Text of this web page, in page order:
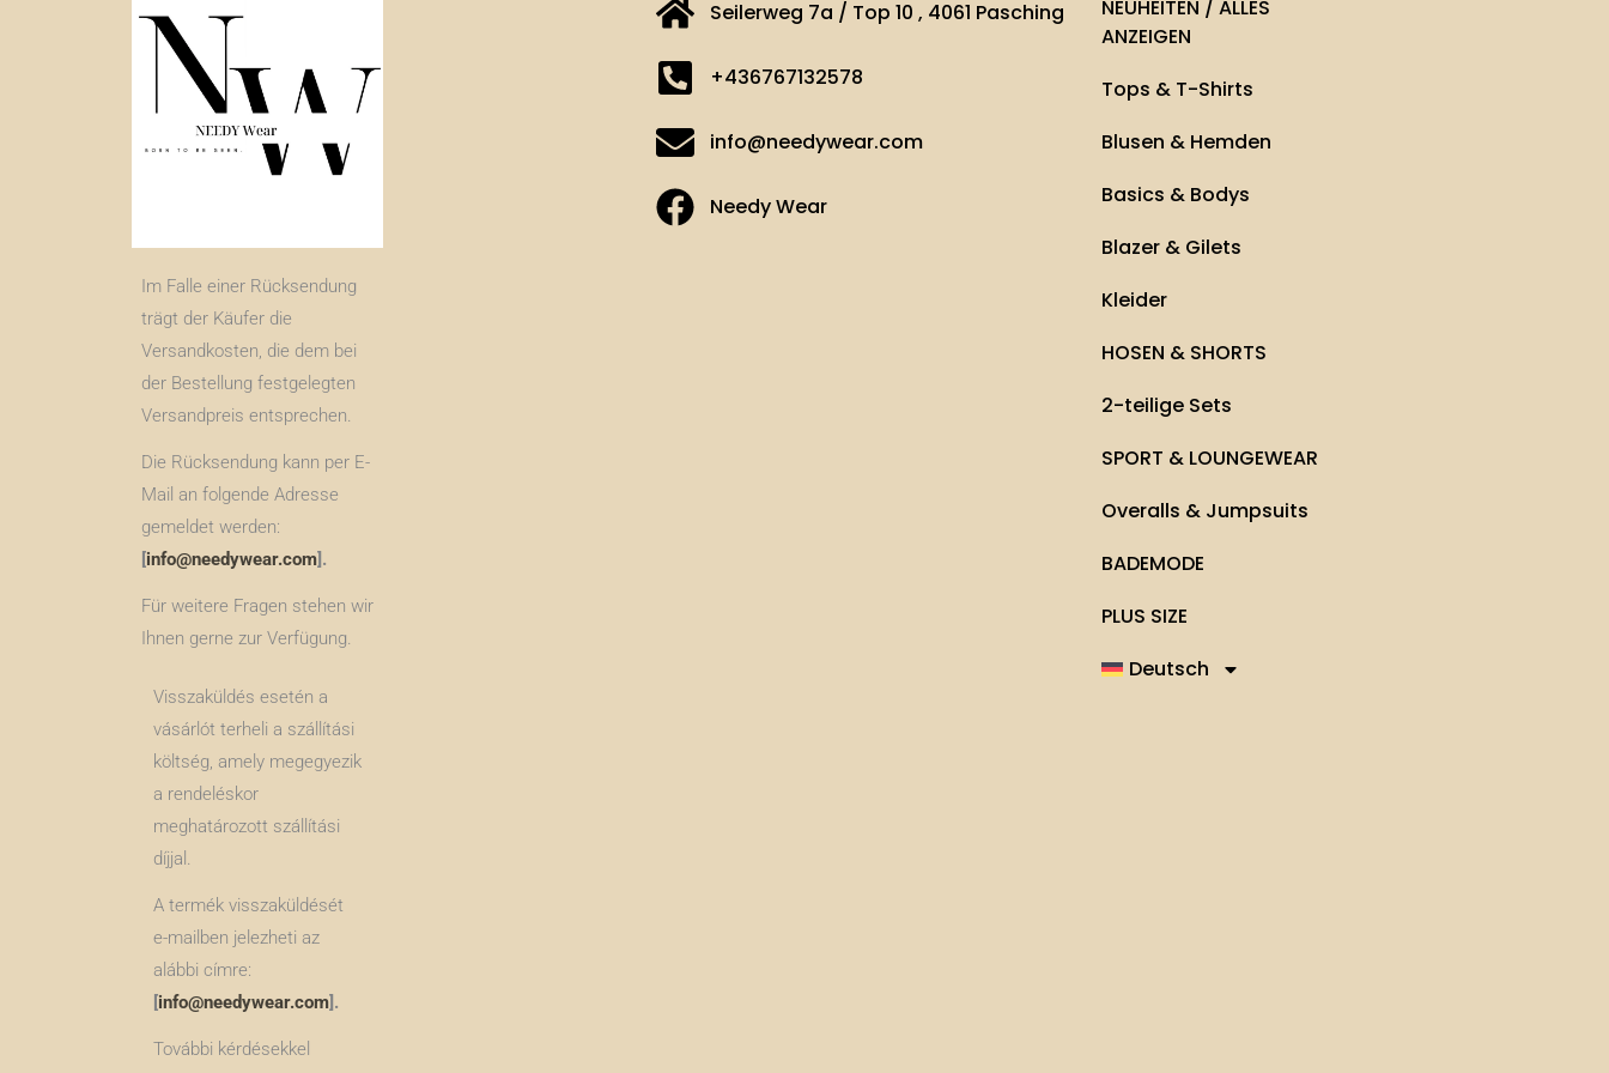
Im Falle einer Rücksendung
trägt der Käufer die
Versandkosten, die dem bei
der Bestellung festgelegten
Versandpreis entsprechen.
Die Rücksendung kann per E-
Mail an folgende Adresse
gemeldet werden:
[info@needywear.com].
Für weitere Fragen stehen wir
Ihnen gerne zur Verfügung.
Visszaküldés esetén a
vásárlót terheli a szállítási
költség, amely megegyezik
a rendeléskor
meghatározott szállítási
díjjal.
A termék visszaküldését
e-mailben jelezheti az
alábbi címre:
[info@needywear.com].
További kérdésekkel
Seilerweg 7a / Top 10 , 4061 Pasching
+436767132578
info@needywear.com
Needy Wear
NEUHEITEN / ALLES
ANZEIGEN
Tops & T-Shirts
Blusen & Hemden
Basics & Bodys
Blazer & Gilets
Kleider
HOSEN & SHORTS
2-teilige Sets
SPORT & LOUNGEWEAR
Overalls & Jumpsuits
BADEMODE
PLUS SIZE
Deutsch